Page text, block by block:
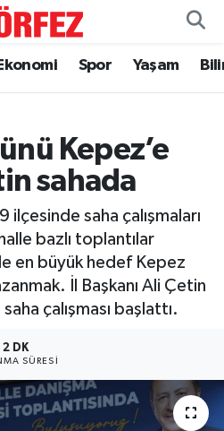
Ekonomi Spor Yaşam
Kepez’e
sahada
ilçesinde saha çalışmaları
bazlı toplantılar
en büyük hedef Kepez
İl Başkanı Ali Çetin
çalışması başlattı.
2 DK
SÜRESI